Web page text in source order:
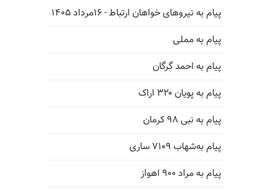
پیام به نیروهای خواهان ارتباط - ۱۶مرداد ۱۴۰۵
پیام به مملی
پیام به احمد گرگان
پیام به پویان ۳۲۰ اراک
پیام به نبی ۹۸ کرمان
پیام به‌شهاب ۷۱۰۹ ساری
پیام به مراد ۹۰۰ اهواز